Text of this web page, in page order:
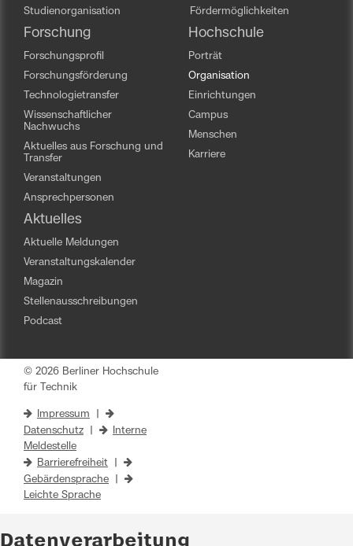
Studienorganisation
Fördermöglichkeiten
Forschung
Forschungsprofil
Forschungsförderung
Technologietransfer
Wissenschaftlicher
Nachwuchs
Aktuelles aus Forschung und
Transfer
Veranstaltungen
Ansprechpersonen
Hochschule
Porträt
Organisation
Einrichtungen
Campus
Menschen
Karriere
Aktuelles
Aktuelle Meldungen
Veranstaltungskalender
Magazin
Stellenausschreibungen
Podcast
© 2026 Berliner Hochschule
für Technik
Impressum
Datenschutz
Interne
Meldestelle
Barrierefreiheit
Gebärdensprache
Leichte Sprache
Datenverarbeitung